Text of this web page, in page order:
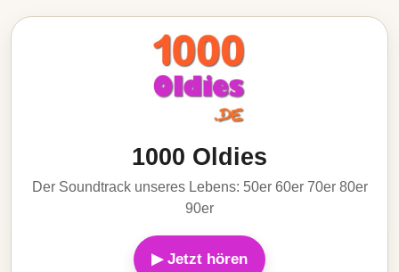
1000 Oldies
Der Soundtrack unseres Lebens: 50er 60er 70er 80er
90er
▶ Jetzt hören